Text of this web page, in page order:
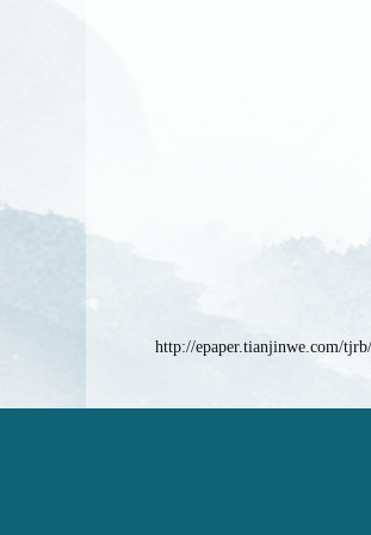
http://epaper.tianjinwe.com/